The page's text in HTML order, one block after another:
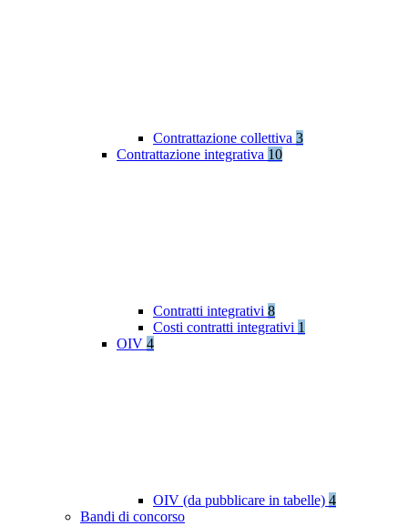
Contrattazione collettiva 3
Contrattazione integrativa 10
Contratti integrativi 8
Costi contratti integrativi 1
OIV 4
OIV (da pubblicare in tabelle) 4
Bandi di concorso